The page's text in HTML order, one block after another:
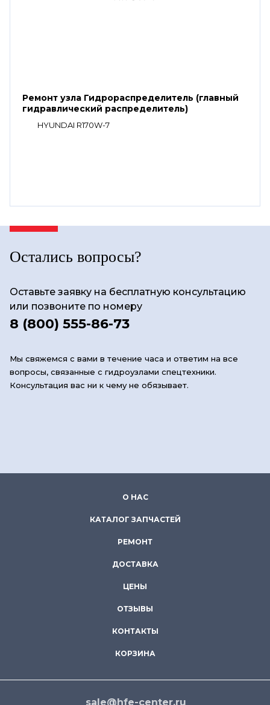
Ремонт узла Гидрораспределитель (главный
гидравлический распределитель)
HYUNDAI R170W-7
Остались вопросы?
Оставьте заявку на бесплатную консультацию
или позвоните по номеру
8 (800) 555-86-73
Мы свяжемся с вами в течение часа и ответим на все
вопросы, связанные с гидроузлами спецтехники.
Консультация вас ни к чему не обязывает.
О НАС
КАТАЛОГ ЗАПЧАСТЕЙ
РЕМОНТ
ДОСТАВКА
ЦЕНЫ
ОТЗЫВЫ
КОНТАКТЫ
КОРЗИНА
sale@hfe-center.ru